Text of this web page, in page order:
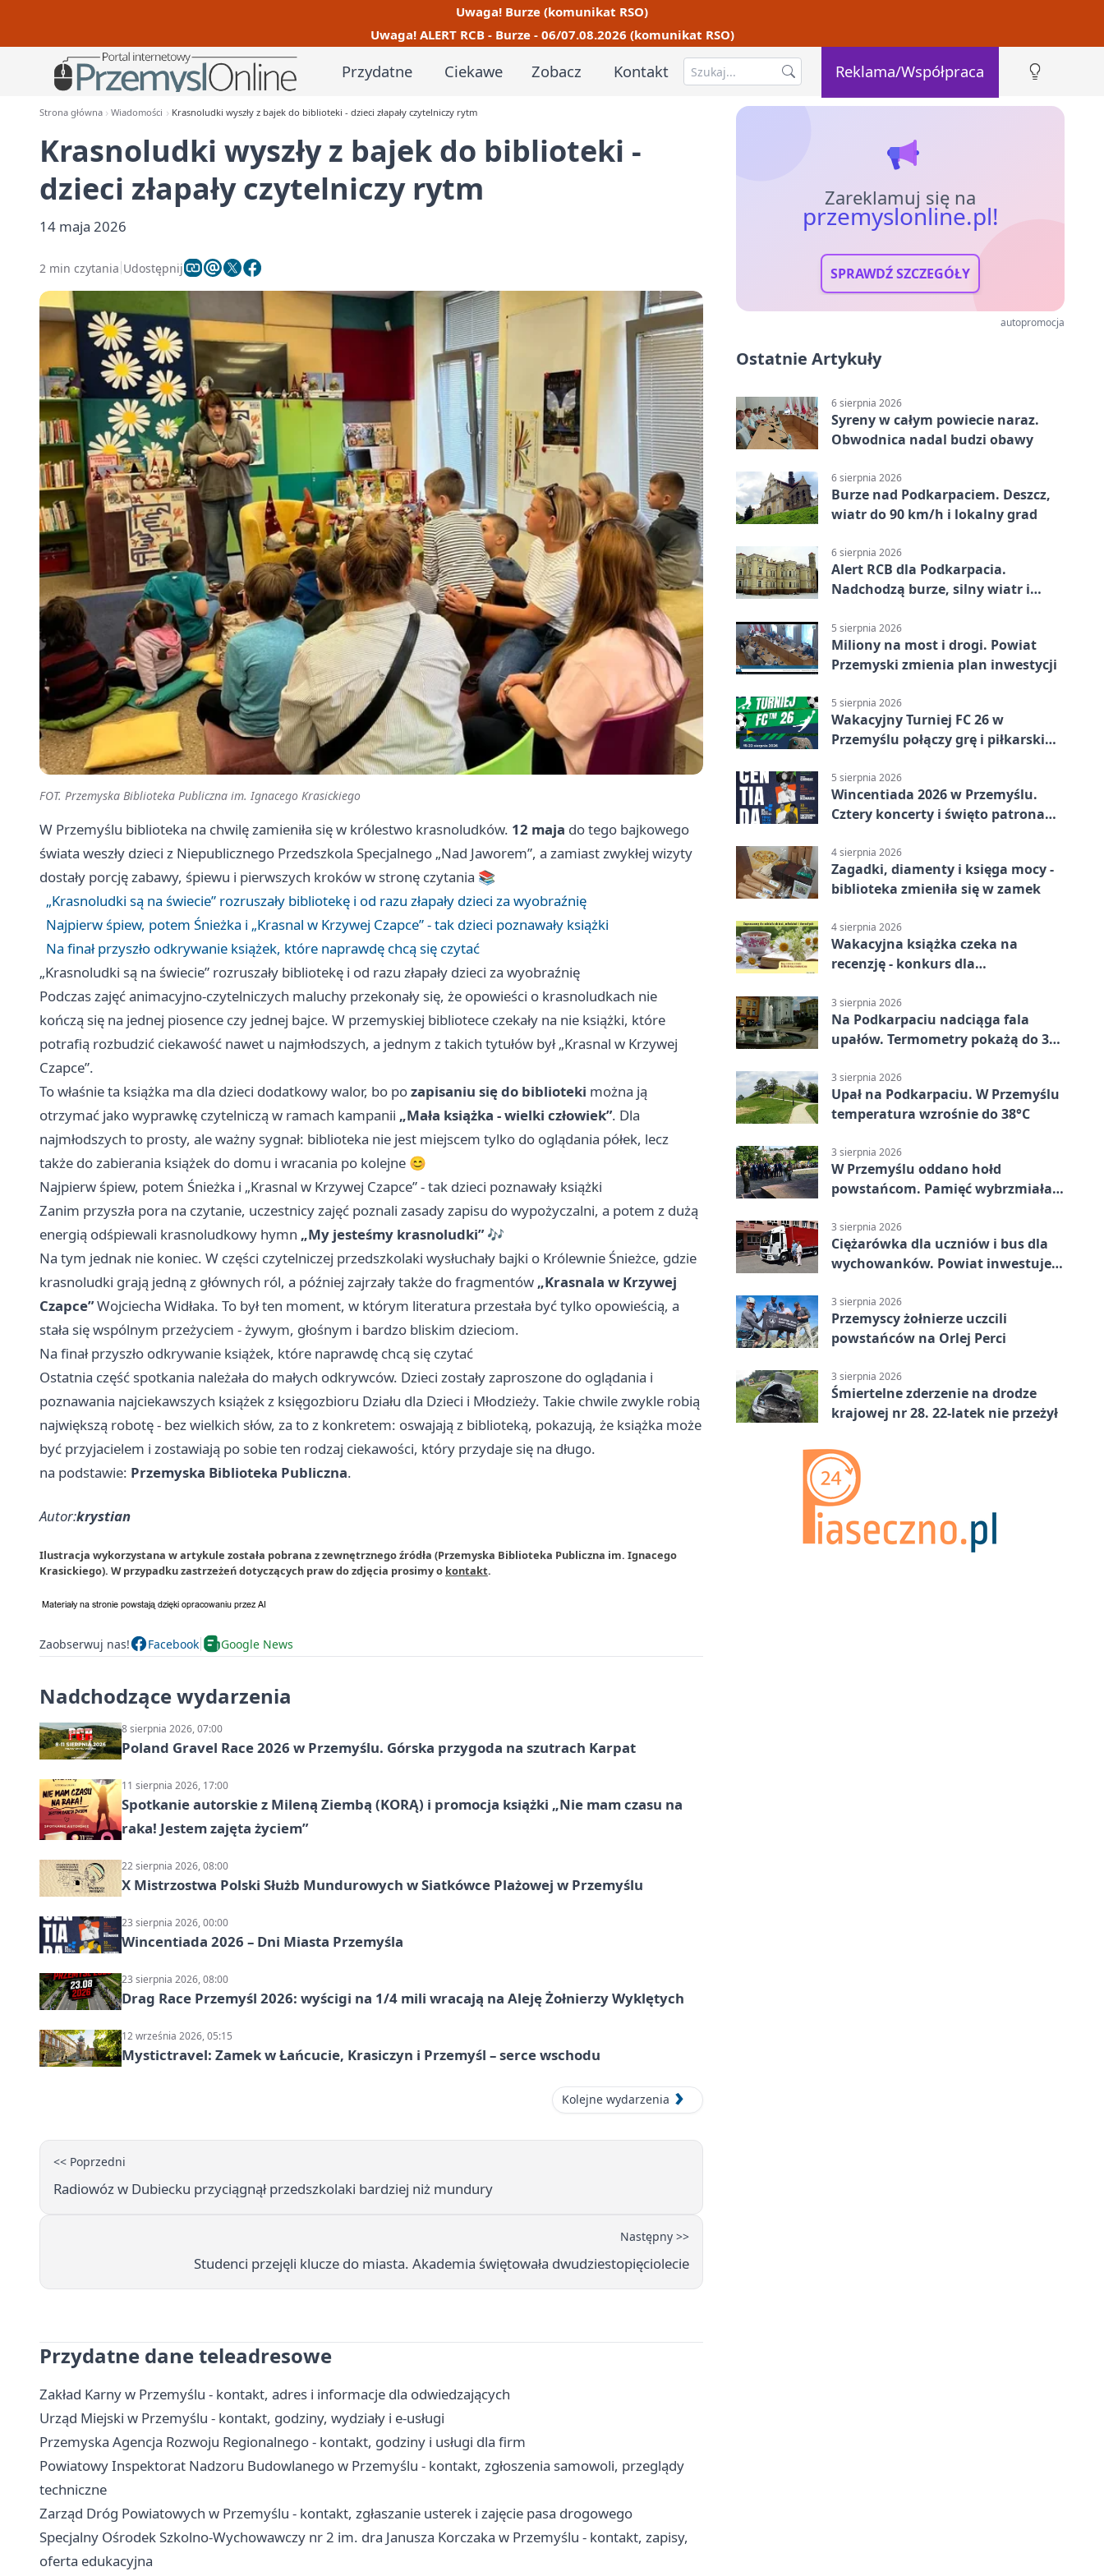
Uwaga! Burze (komunikat RSO)
Uwaga! ALERT RCB - Burze - 06/07.08.2026 (komunikat RSO)
Przydatne Ciekawe Zobacz Kontakt Reklama/Współpraca
Strona główna Wiadomości Krasnoludki wyszły z bajek do biblioteki - dzieci złapały czytelniczy rytm
Krasnoludki wyszły z bajek do biblioteki -
dzieci złapały czytelniczy rytm
14 maja 2026
2 min czytania Udostępnij
FOT. Przemyska Biblioteka Publiczna im. Ignacego Krasickiego
W Przemyślu biblioteka na chwilę zamieniła się w królestwo krasnoludków. 12 maja do tego bajkowego
świata weszły dzieci z Niepublicznego Przedszkola Specjalnego „Nad Jaworem”, a zamiast zwykłej wizyty
dostały porcję zabawy, śpiewu i pierwszych kroków w stronę czytania 📚
„Krasnoludki są na świecie” rozruszały bibliotekę i od razu złapały dzieci za wyobraźnię
Najpierw śpiew, potem Śnieżka i „Krasnal w Krzywej Czapce” - tak dzieci poznawały książki
Na finał przyszło odkrywanie książek, które naprawdę chcą się czytać
„Krasnoludki są na świecie” rozruszały bibliotekę i od razu złapały dzieci za wyobraźnię
Podczas zajęć animacyjno-czytelniczych maluchy przekonały się, że opowieści o krasnoludkach nie
kończą się na jednej piosence czy jednej bajce. W przemyskiej bibliotece czekały na nie książki, które
potrafią rozbudzić ciekawość nawet u najmłodszych, a jednym z takich tytułów był „Krasnal w Krzywej
Czapce”.
To właśnie ta książka ma dla dzieci dodatkowy walor, bo pozapisaniu się do biblioteki można ją
otrzymać jako wyprawkę czytelniczą w ramach kampanii „Mała książka - wielki człowiek”. Dla
najmłodszych to prosty, ale ważny sygnał: biblioteka nie jest miejscem tylko do oglądania półek, lecz
także do zabierania książek do domu i wracania po kolejne 😊
Najpierw śpiew, potem Śnieżka i „Krasnal w Krzywej Czapce” - tak dzieci poznawały książki
Zanim przyszła pora na czytanie, uczestnicy zajęć poznali zasady zapisu do wypożyczalni, a potem z dużą
energią odśpiewali krasnoludkowy hymn „My jesteśmy krasnoludki”🎶
Na tym jednak nie koniec. W części czytelniczej przedszkolaki wysłuchały bajki o Królewnie Śnieżce, gdzie
krasnoludki grają jedną z głównych ról, a później zajrzały także do fragmentów „Krasnala w Krzywej
Czapce”Wojciecha Widłaka. To był ten moment, w którym literatura przestała być tylko opowieścią, a
stała się wspólnym przeżyciem - żywym, głośnym i bardzo bliskim dzieciom.
Na finał przyszło odkrywanie książek, które naprawdę chcą się czytać
Ostatnia część spotkania należała do małych odkrywców. Dzieci zostały zaproszone do oglądania i
poznawania najciekawszych książek z księgozbioru Działu dla Dzieci i Młodzieży. Takie chwile zwykle robią
największą robotę - bez wielkich słów, za to z konkretem: oswajają z biblioteką, pokazują, że książka może
być przyjacielem i zostawiają po sobie ten rodzaj ciekawości, który przydaje się na długo.
na podstawie: Przemyska Biblioteka Publiczna.
Autor:krystian
Ilustracja wykorzystana w artykule została pobrana z zewnętrznego źródła (Przemyska Biblioteka Publiczna im. Ignacego
Krasickiego). W przypadku zastrzeżeń dotyczących praw do zdjęcia prosimy o kontakt.
Zaobserwuj nas! Facebook Google News
Nadchodzące wydarzenia
8 sierpnia 2026, 07:00
Poland Gravel Race 2026 w Przemyślu. Górska przygoda na szutrach Karpat
11 sierpnia 2026, 17:00
Spotkanie autorskie z Mileną Ziembą (KORĄ) i promocja książki „Nie mam czasu na
raka! Jestem zajęta życiem”
22 sierpnia 2026, 08:00
X Mistrzostwa Polski Służb Mundurowych w Siatkówce Plażowej w Przemyślu
23 sierpnia 2026, 00:00
Wincentiada 2026 – Dni Miasta Przemyśla
23 sierpnia 2026, 08:00
Drag Race Przemyśl 2026: wyścigi na 1/4 mili wracają na Aleję Żołnierzy Wyklętych
12 września 2026, 05:15
Mystictravel: Zamek w Łańcucie, Krasiczyn i Przemyśl – serce wschodu
Kolejne wydarzenia
<< Poprzedni
Radiowóz w Dubiecku przyciągnął przedszkolaki bardziej niż mundury
Następny >>
Studenci przejęli klucze do miasta. Akademia świętowała dwudziestopięciolecie
Przydatne dane teleadresowe
Zakład Karny w Przemyślu - kontakt, adres i informacje dla odwiedzających
Urząd Miejski w Przemyślu - kontakt, godziny, wydziały i e-usługi
Przemyska Agencja Rozwoju Regionalnego - kontakt, godziny i usługi dla firm
Powiatowy Inspektorat Nadzoru Budowlanego w Przemyślu - kontakt, zgłoszenia samowoli, przeglądy
techniczne
Zarząd Dróg Powiatowych w Przemyślu - kontakt, zgłaszanie usterek i zajęcie pasa drogowego
Specjalny Ośrodek Szkolno-Wychowawczy nr 2 im. dra Janusza Korczaka w Przemyślu - kontakt, zapisy,
oferta edukacyjna
Zareklamuj się na
przemyslonline.pl!
SPRAWDŹ SZCZEGÓŁY
autopromocja
Ostatnie Artykuły
6 sierpnia 2026
Syreny w całym powiecie naraz.
Obwodnica nadal budzi obawy
6 sierpnia 2026
Burze nad Podkarpaciem. Deszcz,
wiatr do 90 km/h i lokalny grad
6 sierpnia 2026
Alert RCB dla Podkarpacia.
Nadchodzą burze, silny wiatr i
5 sierpnia 2026
Miliony na most i drogi. Powiat
Przemyski zmienia plan inwestycji
5 sierpnia 2026
Wakacyjny Turniej FC 26 w
Przemyślu połączy grę i piłkarski
5 sierpnia 2026
Wincentiada 2026 w Przemyślu.
Cztery koncerty i święto patrona
4 sierpnia 2026
Zagadki, diamenty i księga mocy -
biblioteka zmieniła się w zamek
4 sierpnia 2026
Wakacyjna książka czeka na
recenzję - konkurs dla
3 sierpnia 2026
Na Podkarpaciu nadciąga fala
upałów. Termometry pokażą do 36
3 sierpnia 2026
Upał na Podkarpaciu. W Przemyślu
temperatura wzrośnie do 38°C
3 sierpnia 2026
W Przemyślu oddano hołd
powstańcom. Pamięć wybrzmiała
3 sierpnia 2026
Ciężarówka dla uczniów i bus dla
wychowanków. Powiat inwestuje
3 sierpnia 2026
Przemyscy żołnierze uczcili
powstańców na Orlej Perci
3 sierpnia 2026
Śmiertelne zderzenie na drodze
krajowej nr 28. 22-latek nie przeżył